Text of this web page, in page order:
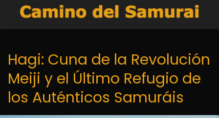
Hagi: Cuna de la Revolución
Meiji y el Último Refugio de
los Auténticos Samuráis